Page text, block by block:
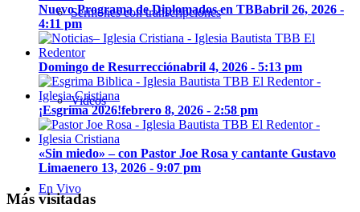
Sermones con transcripciones
Videos
En Vivo
Nuevo Programa de Diplomados en TBBabril 26, 2026 -
4:11 pm
Domingo de Resurrecciónabril 4, 2026 - 5:13 pm
¡Esgrima 2026!febrero 8, 2026 - 2:58 pm
«Sin miedo» – con Pastor Joe Rosa y cantante Gustavo
Limaenero 13, 2026 - 9:07 pm
Más visitadas